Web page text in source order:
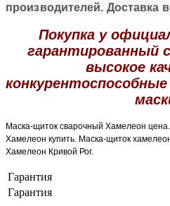
производителей. Доставка
Покупка у
гарантированный
высокое
Маска-щиток сварочный Хамелеон
Хамелеон купить. Маска-щиток
Хамелеон​ Кривой Рог.
Гарантия
Гарантия